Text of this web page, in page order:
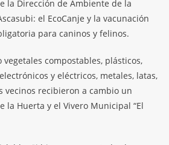
la Dirección de Ambiente de la
el EcoCanje y la vacunación
para caninos y felinos.
compostables, plásticos,
y eléctricos, metales, latas,
vecinos recibieron a cambio un
la Huerta y el Vivero Municipal “El